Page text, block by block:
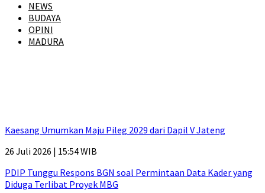
NEWS
BUDAYA
OPINI
MADURA
Kaesang Umumkan Maju Pileg 2029 dari Dapil V Jateng
26 Juli 2026 | 15:54 WIB
PDIP Tunggu Respons BGN soal Permintaan Data Kader yang
Diduga Terlibat Proyek MBG